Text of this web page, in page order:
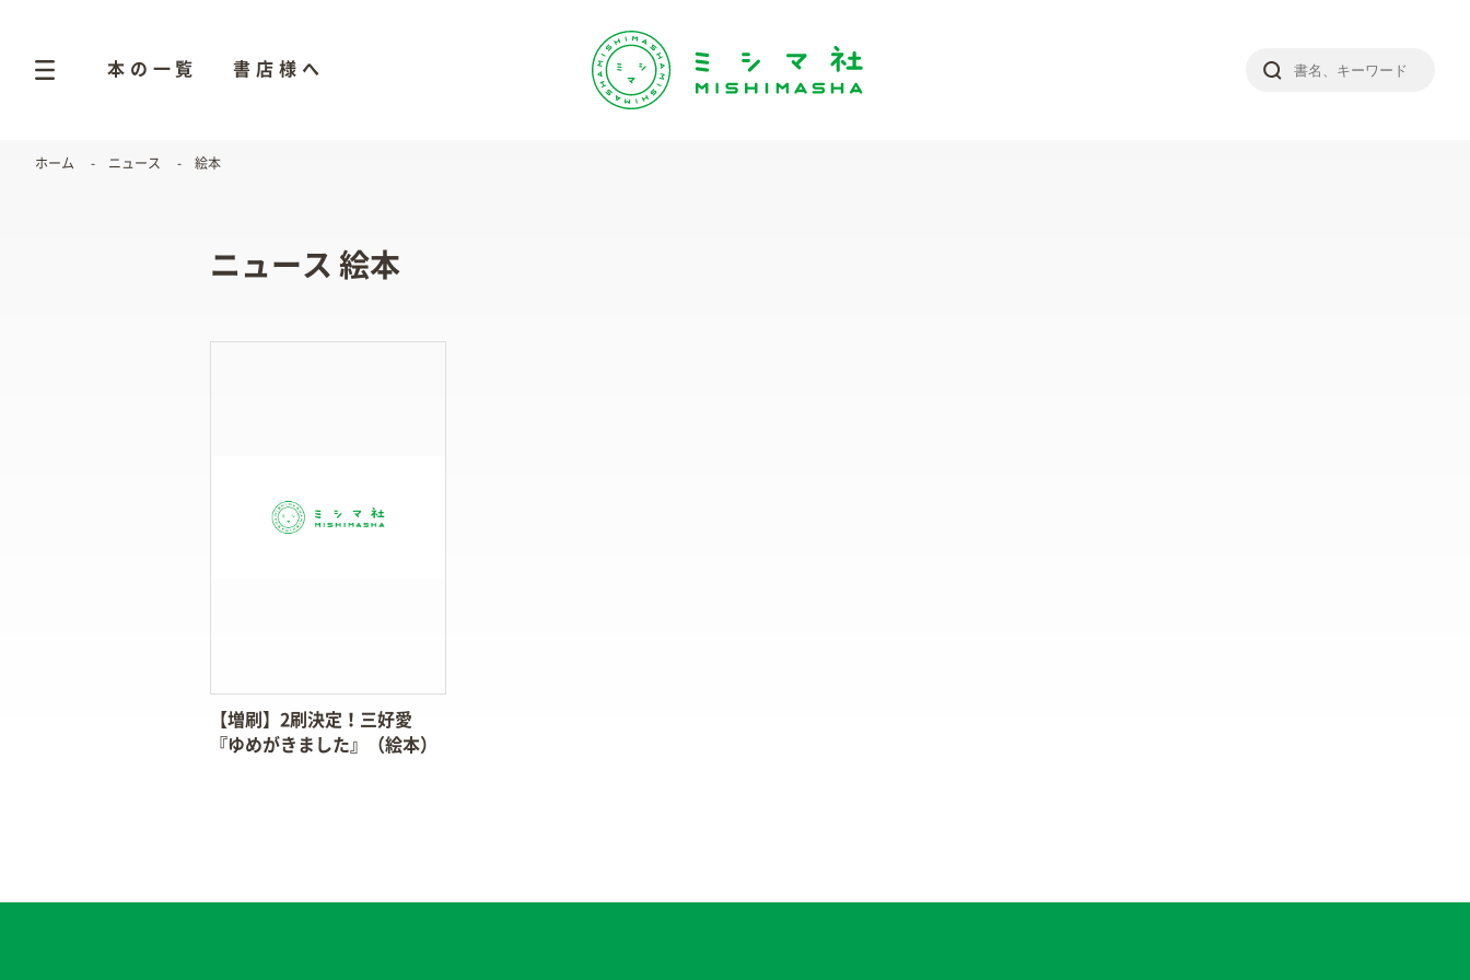
本の一覧 書店様へ
ホーム ニュース 絵本
ニュース 絵本
【増刷】2刷決定！三好愛
『ゆめがきました』（絵本）